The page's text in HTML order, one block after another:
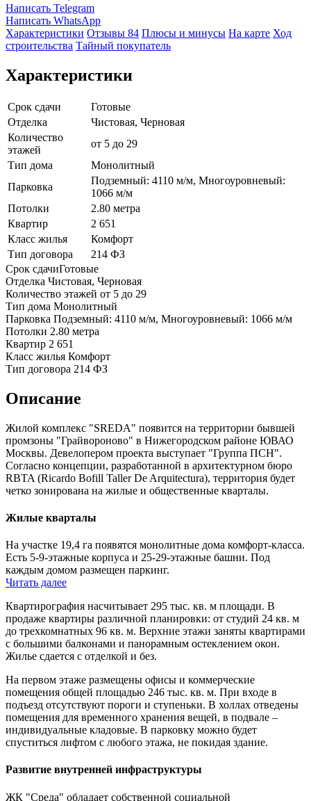
Написать Telegram
Написать WhatsApp
Характеристики Отзывы 84 Плюсы и минусы На карте Ход
строительства Тайный покупатель
Характеристики
Срок сдачи
Готовые
Отделка
Чистовая, Черновая
Количество
этажей
от 5 до 29
Тип дома
Монолитный
Парковка
Подземный: 4110 м/м, Многоуровневый:
1066 м/м
Потолки
2.80 метра
Квартир
2 651
Класс жилья
Комфорт
Тип договора
214 ФЗ
Срок сдачиГотовые
Отделка Чистовая, Черновая
Количество этажей от 5 до 29
Тип дома Монолитный
Парковка Подземный: 4110 м/м, Многоуровневый: 1066 м/м
Потолки 2.80 метра
Квартир 2 651
Класс жилья Комфорт
Тип договора 214 ФЗ
Описание
Жилой комплекс "SREDA" появится на территории бывшей
промзоны "Грайвороново" в Нижегородском районе ЮВАО
Москвы. Девелопером проекта выступает "Группа ПСН".
Согласно концепции, разработанной в архитектурном бюро
RBTA (Ricardo Bofill Taller De Arquitectura), территория будет
четко зонирована на жилые и общественные кварталы.
Жилые кварталы
На участке 19,4 га появятся монолитные дома комфорт-класса.
Есть 5-9-этажные корпуса и 25-29-этажные башни. Под
каждым домом размещен паркинг.
Читать далее
Квартирография насчитывает 295 тыс. кв. м площади. В
продаже квартиры различной планировки: от студий 24 кв. м
до трехкомнатных 96 кв. м. Верхние этажи заняты квартирами
с большими балконами и панорамным остеклением окон.
Жилье сдается с отделкой и без.
На первом этаже размещены офисы и коммерческие
помещения общей площадью 246 тыс. кв. м. При входе в
подъезд отсутствуют пороги и ступеньки. В холлах отведены
помещения для временного хранения вещей, в подвале –
индивидуальные кладовые. В парковку можно будет
спуститься лифтом с любого этажа, не покидая здание.
Развитие внутренней инфраструктуры
ЖК "Среда" обладает собственной социальной